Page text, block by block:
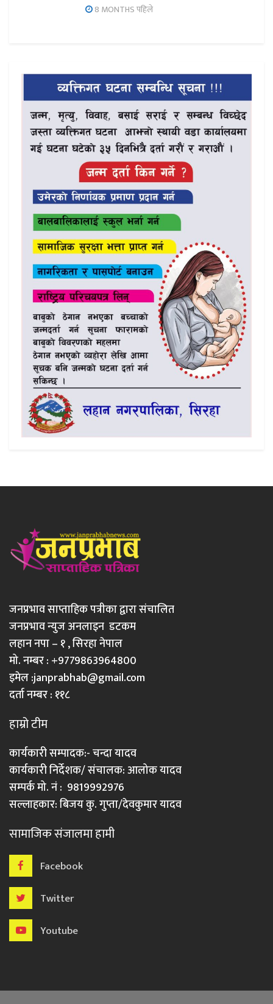
8 MONTHS पहिले
जनप्रभाव साप्ताहिक पत्रीका द्वारा संचालित
जनप्रभाव न्युज अनलाइन डटकम
लहान नपा – १ , सिरहा नेपाल
मो. नम्बर : +9779863964800
इमेल :janprabhab@gmail.com
दर्ता नम्बर : ११८
हाम्रो टीम
कार्यकारी सम्पादक:- चन्दा यादव
कार्यकारी निर्देशक/ संचालक: आलोक यादव
सम्पर्क मो. नं : 9819992976
सल्लाहकार: बिजय कु. गुप्ता/देवकुमार यादव
सामाजिक संजालमा हामी
Facebook
Twitter
Youtube